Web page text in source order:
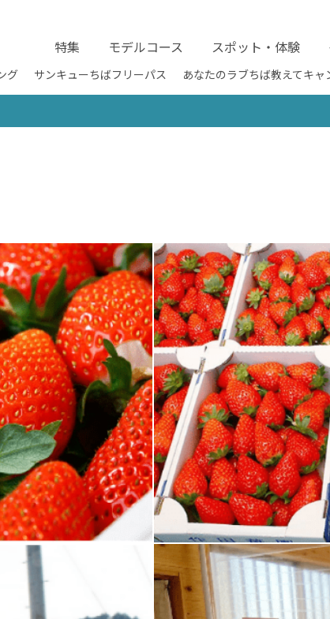
特集 モデルコース スポット・体験
グ サンキューちばフリーパス あなたのラブちば教えてキャ